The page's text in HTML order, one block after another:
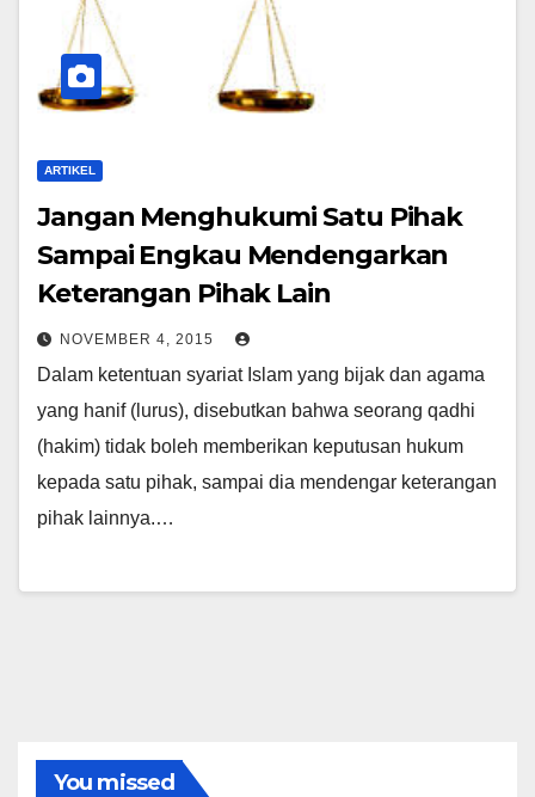
ARTIKEL
Jangan Menghukumi Satu Pihak
Sampai Engkau Mendengarkan
Keterangan Pihak Lain
NOVEMBER 4, 2015
Dalam ketentuan syariat Islam yang bijak dan agama
yang hanif (lurus), disebutkan bahwa seorang qadhi
(hakim) tidak boleh memberikan keputusan hukum
kepada satu pihak, sampai dia mendengar keterangan
pihak lainnya.…
You missed